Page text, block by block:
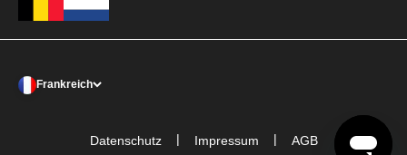
Frankreich
Datenschutz | Impressum | AGB